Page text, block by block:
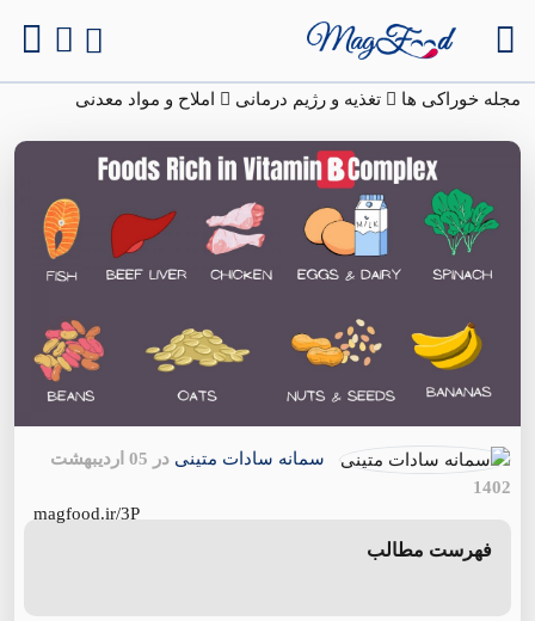
مجله خوراکی ها تغذیه و رژیم درمانی املاح و مواد معدنی
سمانه سادات متینی
در 05 اردیبهشت
1402
magfood.ir/3P
فهرست مطالب